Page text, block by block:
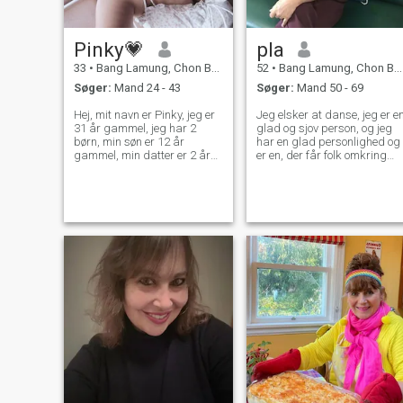
Pinky💗
33 • Bang Lamung, Chon Buri, Thailand
Søger: Mand 24 - 43
Hej, mit navn er Pinky, jeg er
31 år gammel, jeg har 2
børn, min søn er 12 år
gammel, min datter er 2 år
og min familie. Leder efter
ægte kærlighed, alvorlig
kærlighed. Jeg vil gerne have
et bedre liv og ren kærlighed.
pla
52 • Bang Lamung, Chon Buri, Thailand
Søger: Mand 50 - 69
Jeg elsker at danse, jeg er en
glad og sjov person, og jeg
har en glad personlighed og
er en, der får folk omkring
ideer til at oplyse min verden.
Jeg håber, der er nogen, der
vil holde min hånd og gå
med mig med smil og latter.